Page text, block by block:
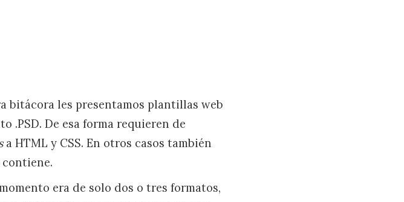
bitácora les presentamos plantillas web
.PSD. De esa forma requieren de
a HTML y CSS. En otros casos también
era de solo dos o tres formatos,